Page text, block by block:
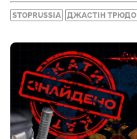
STOPRUSSIA ДЖАСТІН ТРЮДО